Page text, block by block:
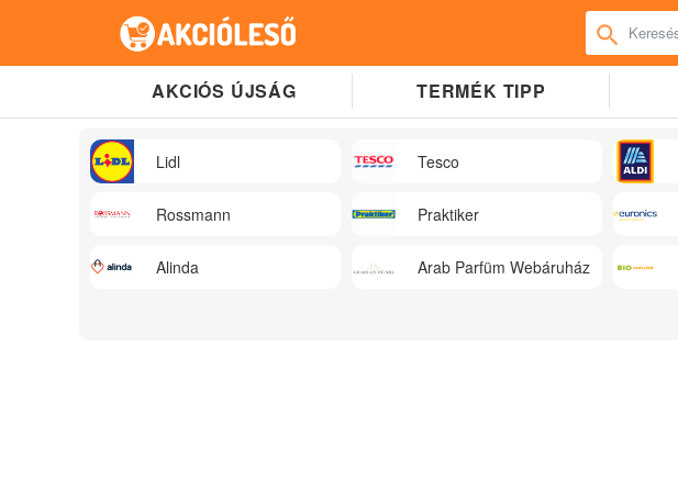
AKCIÓS ÚJSÁG TERMÉK TIPP
Lidl Tesco
Rossmann Praktiker
Alinda Arab Parfüm Webáruház